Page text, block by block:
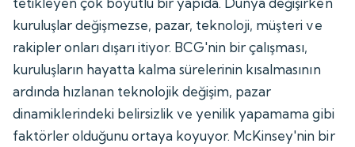
kuruluşlar değişmezse, pazar, teknoloji, müşteri ve
rakipler onları dışarı itiyor. BCG'nin bir çalışması,
kuruluşların hayatta kalma sürelerinin kısalmasının
ardında hızlanan teknolojik değişim, pazar
dinamiklerindeki belirsizlik ve yenilik yapamama gibi
faktörler olduğunu ortaya koyuyor. McKinsey'nin bir